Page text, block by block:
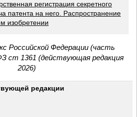
регистрация секретного
патента на него. Распространение
изобретении
Российской Федерации (часть
ст 1361 (действующая редакция
2026)
редакции